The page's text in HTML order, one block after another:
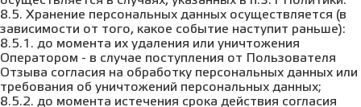
8.5. Хранение персональных данных осуществляется (в
зависимости от того, какое событие наступит раньше):
8.5.1. до момента их удаления или уничтожения
Оператором - в случае поступления от Пользователя
Отзыва согласия на обработку персональных данных или
требования об уничтожений персональных данных;
8.5.2. до момента истечения срока действия согласия